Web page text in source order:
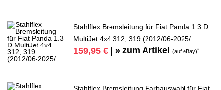
Stahlflex Bremsleitung für Fiat Panda 1.3 D
MultiJet 4x4 312, 319 (2012/06-2025/
159,95 € | » zum Artikel(auf eBay)*
Stahlflex Bremsleitung Farbauswahl für Fiat